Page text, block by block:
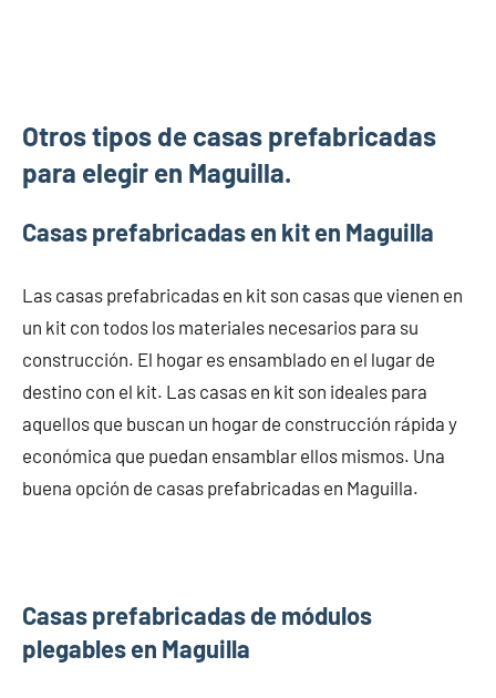
Otros tipos de casas prefabricadas
para elegir en Maguilla.
Casas prefabricadas en kit en Maguilla
Las casas prefabricadas en kit son casas que vienen en
un kit con todos los materiales necesarios para su
construcción. El hogar es ensamblado en el lugar de
destino con el kit. Las casas en kit son ideales para
aquellos que buscan un hogar de construcción rápida y
económica que puedan ensamblar ellos mismos. Una
buena opción de casas prefabricadas en Maguilla.
Casas prefabricadas de módulos
plegables en Maguilla